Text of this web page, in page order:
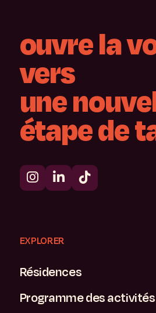
ouvrela
vers
une
étapede
EXPLORER
Résidences
Programme des activités